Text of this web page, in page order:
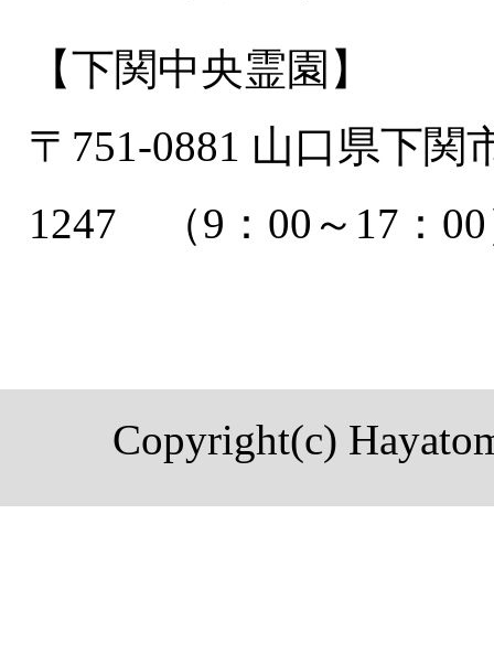
【下関中央霊園】
〒751-0881 山口県下
1247 （9：00～17：
Copyright(c)